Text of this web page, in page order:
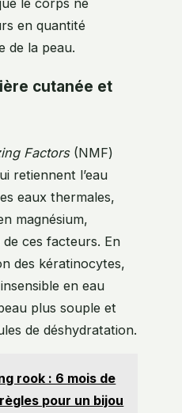
le corps ne
en quantité
de la peau.
cutanée et
Factors(NMF)
retiennent l’eau
eaux thermales,
magnésium,
ces facteurs. En
des kératinocytes,
en eau
plus souple et
de déshydratation.
rook : 6 mois de
pour un bijou